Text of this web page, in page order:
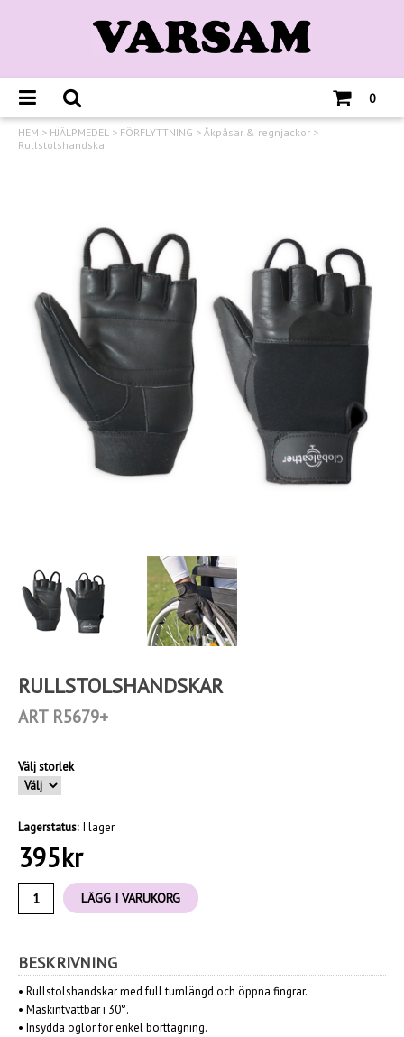
0
HEM > HJÄLPMEDEL > FÖRFLYTTNING > Åkpåsar & regnjackor >
Rullstolshandskar
RULLSTOLSHANDSKAR
ART R5679+
Välj storlek
Lagerstatus: I lager
395kr
LÄGG I VARUKORG
BESKRIVNING
• Rullstolshandskar med full tumlängd och öppna fingrar.
• Maskintvättbar i 30°.
• Insydda öglor för enkel borttagning.